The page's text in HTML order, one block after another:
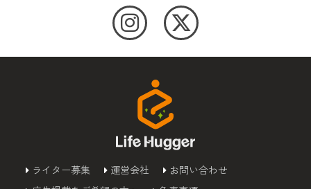
ライター募集 運営会社
お問い合わせ